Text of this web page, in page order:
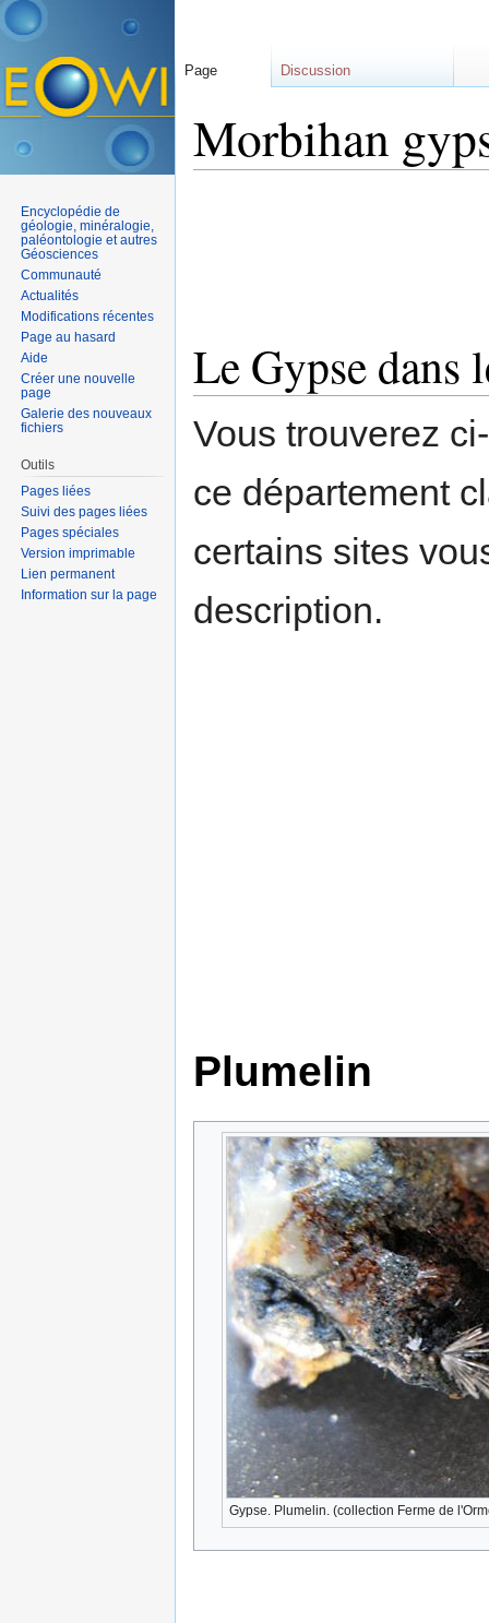
Morbihan
Le Gypse dans
Vous trouverez
ce département
certains sites
description.
Plumelin
Gypse. Plumelin. (collection Ferme de
Page Discussion
Encyclopédie de
géologie, minéralogie,
paléontologie et autres
Géosciences
Communauté
Actualités
Modifications récentes
Page au hasard
Aide
Créer une nouvelle
page
Galerie des nouveaux
fichiers
Outils
Pages liées
Suivi des pages liées
Pages spéciales
Version imprimable
Lien permanent
Information sur la page